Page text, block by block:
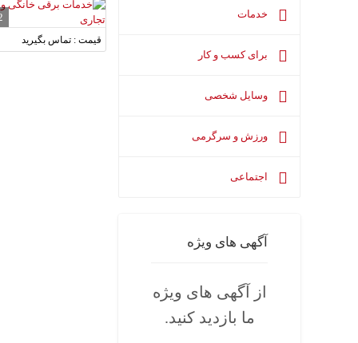
قیمت : تماس بگیرید
خدمات
برای کسب و کار
وسایل شخصی
ورزش و سرگرمی
اجتماعی
آگهی های ویژه
از آگهی های ویژه
ما بازدید کنید.